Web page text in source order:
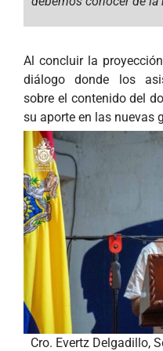
Al concluir la
diálogo donde los
sobre el contenido del
su aporte en las nuevas
Cro. Evertz Delgadillo,